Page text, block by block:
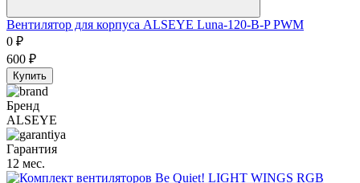
Вентилятор для корпуса ALSEYE Luna-120-B-P PWM
0 ₽
600 ₽
Купить
Бренд
ALSEYE
Гарантия
12 мес.